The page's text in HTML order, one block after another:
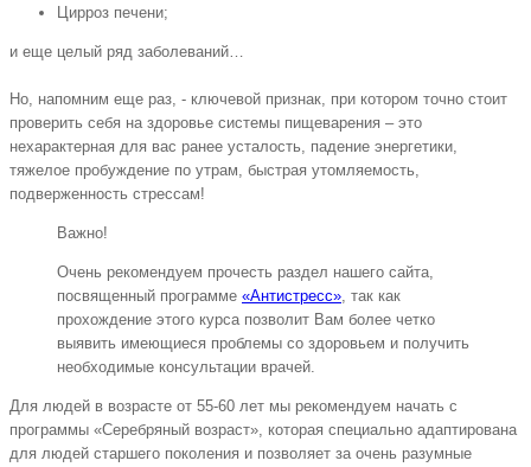
Цирроз печени;
и еще целый ряд заболеваний…
Но, напомним еще раз, - ключевой признак, при котором точно стоит
проверить себя на здоровье системы пищеварения – это
нехарактерная для вас ранее усталость, падение энергетики,
тяжелое пробуждение по утрам, быстрая утомляемость,
подверженность стрессам!
Важно!
Очень рекомендуем прочесть раздел нашего сайта,
посвященный программе «Антистресс», так как
прохождение этого курса позволит Вам более четко
выявить имеющиеся проблемы со здоровьем и получить
необходимые консультации врачей.
Для людей в возрасте от 55-60 лет мы рекомендуем начать с
программы «Серебряный возраст», которая специально адаптирована
для людей старшего поколения и позволяет за очень разумные